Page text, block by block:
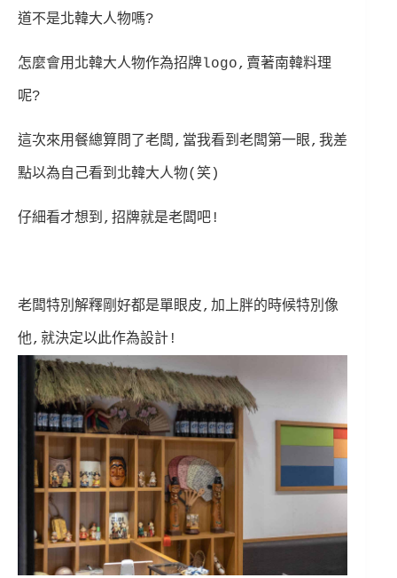
道不是北韓大人物嗎?
怎麼會用北韓大人物作為招牌logo,賣著南韓料理
呢?
這次來用餐總算問了老闆,當我看到老闆第一眼,我差
點以為自己看到北韓大人物(笑)
仔細看才想到,招牌就是老闆吧!
老闆特別解釋剛好都是單眼皮,加上胖的時候特別像
他,就決定以此作為設計!